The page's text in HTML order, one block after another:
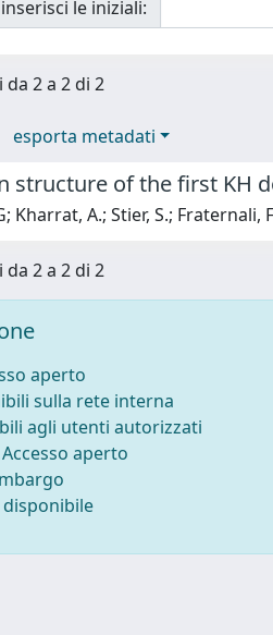
le iniziali:
2 a 2 di 2
esporta metadati
structure of the first KH
Kharrat, A.; Stier, S.; Fraternali,
2 a 2 di 2
aperto
sulla rete interna
agli utenti autorizzati
aperto